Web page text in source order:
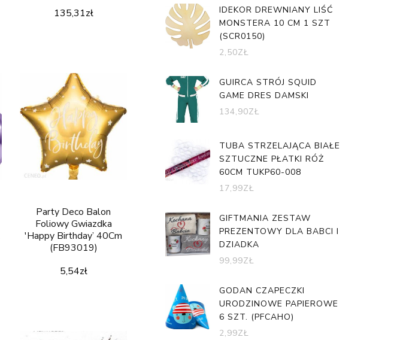
135,31zł
Party Deco Balon
Foliowy Gwiazdka
'Happy Birthday’ 40Cm
(FB93019)
5,54zł
IDEKOR DREWNIANY LIŚĆ
MONSTERA 10 CM 1 SZT
(SCR0150)
2,50ZŁ
GUIRCA STRÓJ SQUID
GAME DRES DAMSKI
134,90ZŁ
TUBA STRZELAJĄCA BIAŁE
SZTUCZNE PŁATKI RÓŻ
60CM TUKP60-008
17,99ZŁ
GIFTMANIA ZESTAW
PREZENTOWY DLA BABCI I
DZIADKA
99,99ZŁ
GODAN CZAPECZKI
URODZINOWE PAPIEROWE
6 SZT. (PFCAHO)
2,99ZŁ